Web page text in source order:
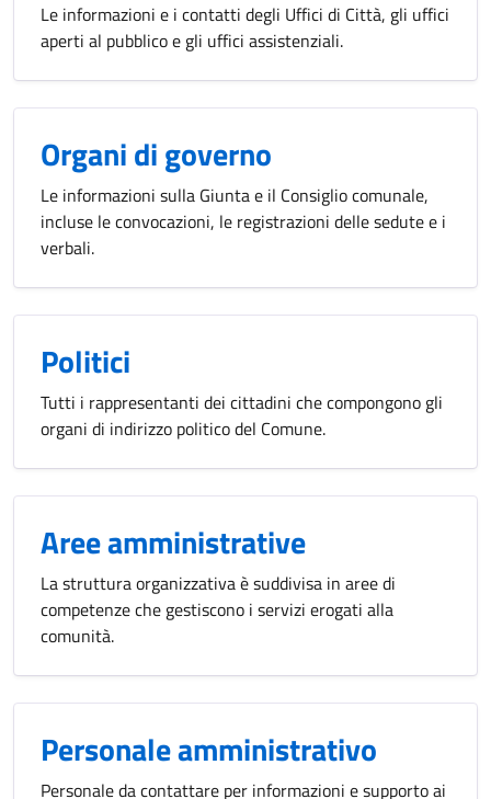
Le informazioni e i contatti degli Uffici di Città, gli uffici
aperti al pubblico e gli uffici assistenziali.
Organi di governo
Le informazioni sulla Giunta e il Consiglio comunale,
incluse le convocazioni, le registrazioni delle sedute e i
verbali.
Politici
Tutti i rappresentanti dei cittadini che compongono gli
organi di indirizzo politico del Comune.
Aree amministrative
La struttura organizzativa è suddivisa in aree di
competenze che gestiscono i servizi erogati alla
comunità.
Personale amministrativo
Personale da contattare per informazioni e supporto ai